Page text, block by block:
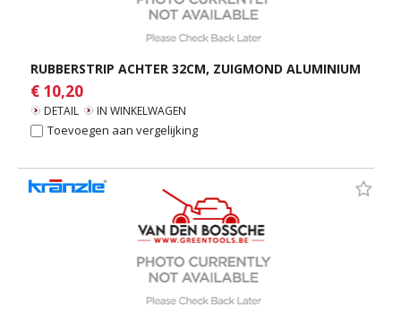
RUBBERSTRIP ACHTER 32CM, ZUIGMOND ALUMINIUM
€ 10,20
DETAIL IN WINKELWAGEN
Toevoegen aan vergelijking